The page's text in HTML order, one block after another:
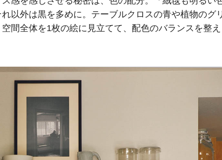
以外は黒を多めに。テーブルクロスの青や植物のグ
間全体を1枚の絵に見立てて、配色のバランスを整